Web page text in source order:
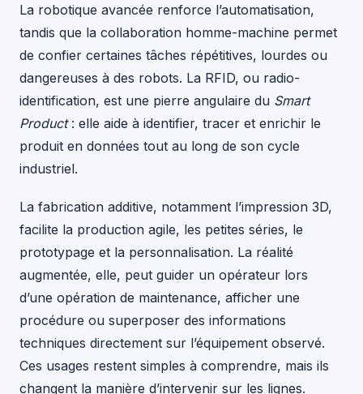
La robotique avancée renforce l’automatisation,
tandis que la collaboration homme-machine permet
de confier certaines tâches répétitives, lourdes ou
dangereuses à des robots. La RFID, ou radio-
identification, est une pierre angulaire du Smart
Product: elle aide à identifier, tracer et enrichir le
produit en données tout au long de son cycle
industriel.
La fabrication additive, notamment l’impression 3D,
facilite la production agile, les petites séries, le
prototypage et la personnalisation. La réalité
augmentée, elle, peut guider un opérateur lors
d’une opération de maintenance, afficher une
procédure ou superposer des informations
techniques directement sur l’équipement observé.
Ces usages restent simples à comprendre, mais ils
changent la manière d’intervenir sur les lignes.